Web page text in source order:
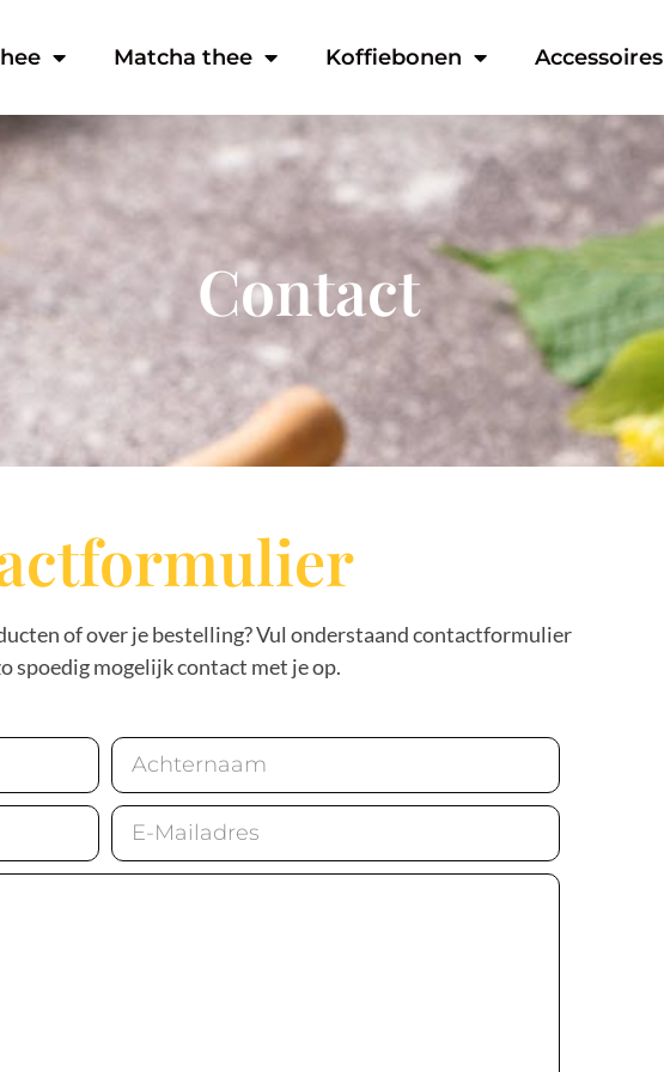
Matcha thee Koffiebonen Accessoires
Contact
of over je bestelling? Vul onderstaand contactformulier
spoedig mogelijk contact met je op.